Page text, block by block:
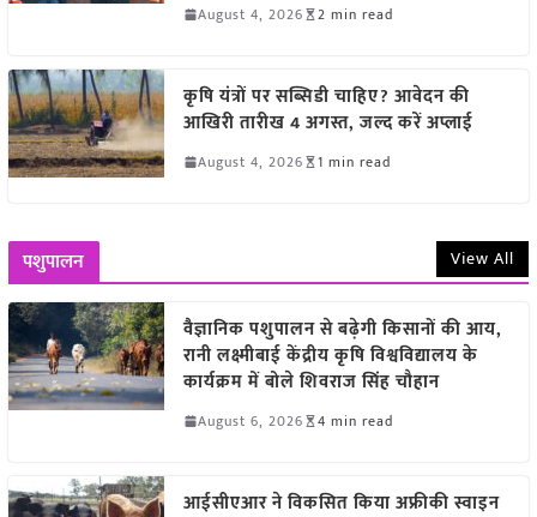
August 4, 2026 2 min read
कृषि यंत्रों पर सब्सिडी चाहिए? आवेदन की
आखिरी तारीख 4 अगस्त, जल्द करें अप्लाई
August 4, 2026 1 min read
पशुपालन View All
वैज्ञानिक पशुपालन से बढ़ेगी किसानों की आय,
रानी लक्ष्मीबाई केंद्रीय कृषि विश्वविद्यालय के
कार्यक्रम में बोले शिवराज सिंह चौहान
August 6, 2026 4 min read
आईसीएआर ने विकसित किया अफ्रीकी स्वाइन